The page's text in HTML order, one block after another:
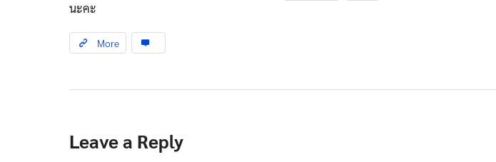
นะคะ
More
Leave a Reply